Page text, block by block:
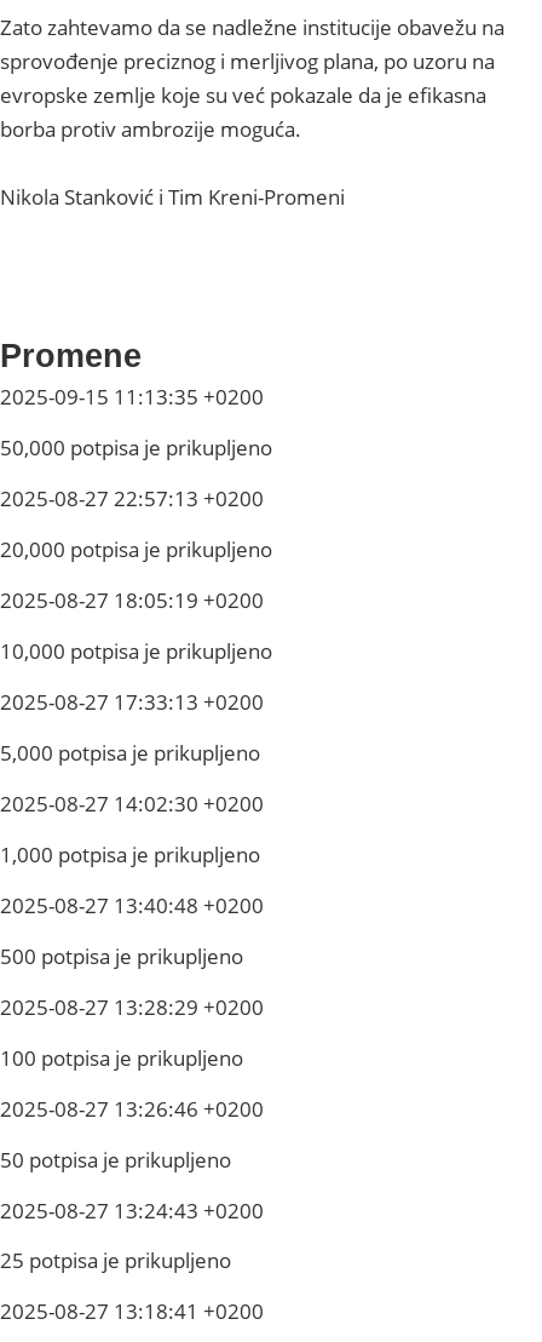
Zato zahtevamo da se nadležne institucije obavežu na
sprovođenje preciznog i merljivog plana, po uzoru na
evropske zemlje koje su već pokazale da je efikasna
borba protiv ambrozije moguća.
Nikola Stanković i Tim Kreni-Promeni
Promene
2025-09-15 11:13:35 +0200
50,000 potpisa je prikupljeno
2025-08-27 22:57:13 +0200
20,000 potpisa je prikupljeno
2025-08-27 18:05:19 +0200
10,000 potpisa je prikupljeno
2025-08-27 17:33:13 +0200
5,000 potpisa je prikupljeno
2025-08-27 14:02:30 +0200
1,000 potpisa je prikupljeno
2025-08-27 13:40:48 +0200
500 potpisa je prikupljeno
2025-08-27 13:28:29 +0200
100 potpisa je prikupljeno
2025-08-27 13:26:46 +0200
50 potpisa je prikupljeno
2025-08-27 13:24:43 +0200
25 potpisa je prikupljeno
2025-08-27 13:18:41 +0200